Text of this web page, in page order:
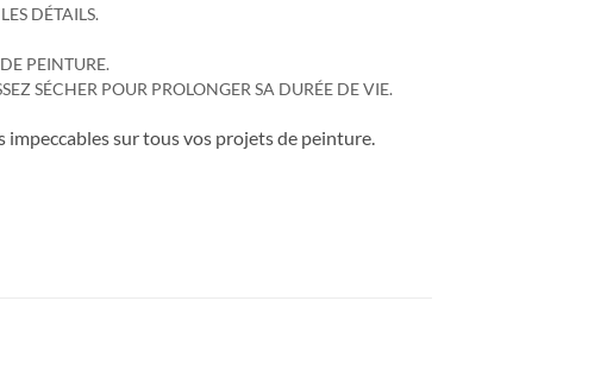
DÉTAILS.
PEINTURE.
SÉCHER POUR PROLONGER SA DURÉE DE VIE.
sur tous vos projets de peinture.